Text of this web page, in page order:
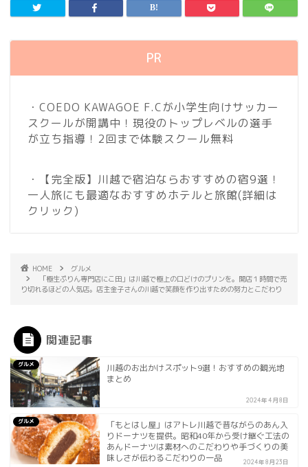
PR
・COEDO KAWAGOE F.Cが小学生向けサッカー
スクールが開講中！現役のトップレベルの選手
が立ち指導！2回まで体験スクール無料
・【完全版】川越で宿泊ならおすすめの宿9選！
一人旅にも最適なおすすめホテルと旅館(詳細は
クリック)
HOME
グルメ
「極生ぷりん専門店にこ田」は川越で極上の口どけのプリンを。開店１時間で売
り切れるほどの人気店。店主金子さんの川越で笑顔を作り出すための努力とこだわり
関連記事
グルメ
川越のお出かけスポット9選！おすすめの観光地
まとめ
2024年4月8日
グルメ
「もとはし屋」はアトレ川越で昔ながらのあん入
りドーナツを提供。昭和40年から受け継ぐ工法の
あんドーナツは素材へのこだわりや手づくりの美
味しさが伝わるこだわりの一品
2024年8月23日